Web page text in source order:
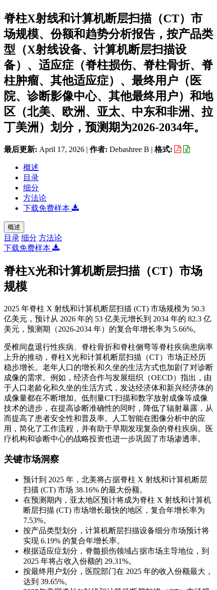
脊柱X射线和计算机断层扫描（CT）市
场规模、份额和趋势分析报告，按产品类
型（X射线设备、计算机断层扫描设
备）、适应症（脊柱损伤、脊柱骨折、脊
柱肿瘤、其他适应症）、最终用户（医
院、诊断影像中心、其他最终用户）和地
区（北美、欧洲、亚太、中东和非洲、拉
丁美洲）划分，预测期为2026-2034年。
最后更新: April 17, 2026 | 作者: Debashree B | 格式:
概述
目录
细分
方法论
下载免费样本
概述
目录 细分 方法论
下载免费样本
脊柱X光和计算机断层扫描（CT）市场
规模
2025 年脊柱 X 射线和计算机断层扫描 (CT) 市场规模为 50.3
亿美元，预计从 2026 年的 53 亿美元增长到 2034 年的 82.3 亿
美元，预测期（2026-2034 年）的复合年增长率为 5.66%。
受椎间盘退行性疾病、脊柱骨折和脊柱侧弯等脊柱疾病患病率
上升的推动，脊柱X光和计算机断层扫描（CT）市场正经历
稳步增长。老年人口的增长和久坐的生活方式也加剧了对诊断
成像的需求。例如，经济合作与发展组织（OECD）指出，由
于人口老龄化和久坐的生活方式，发达经济体和新兴经济体的
成像量都在不断增加。低剂量CT扫描和数字放射成像等成像
技术的进步，在提高诊断准确性的同时，降低了辐射暴露，从
而提高了患者安全性和普及率。人工智能在图像分析中的应
用，简化了工作流程，并有助于早期发现复杂的脊柱疾病。医
疗机构和诊断中心的战略投资也进一步巩固了市场渗透率。
关键市场洞察
预计到 2025 年，北美将占据脊柱 X 射线和计算机断层
扫描 (CT) 市场 38.16% 的最大份额。
在预测期内，亚太地区预计将成为脊柱 X 射线和计算机
断层扫描 (CT) 市场增长最快的地区，复合年增长率为
7.53%。
按产品类型划分，计算机断层扫描设备细分市场预计将
实现 6.19% 的复合年增长率。
根据适应症划分，脊髓损伤领域占据市场主导地位，到
2025 年将占收入份额的 29.31%。
按最终用户划分，医院部门在 2025 年的收入份额最大，
达到 39.65%。